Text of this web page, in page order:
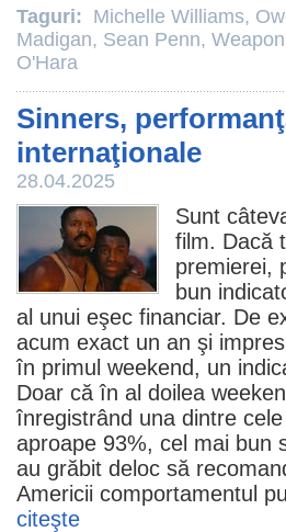
Taguri: Michelle Williams,
Madigan, Sean Penn,
O'Hara
Sinners,
internaţionale
28.04.2025
Sunt
film. Dacă
premierei,
bun
al unui eşec financiar. De
acum exact un an şi
în primul weekend, un
Doar că în al doilea
înregistrând una dintre
aproape 93%, cel mai bun
au grăbit deloc să
Americii comportamentul
citeşte